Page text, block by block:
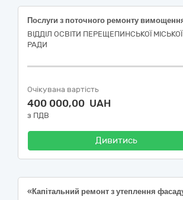
ВІДДІЛ ОСВІТИ ПЕРЕЩЕПИНСЬКОЇ МІСЬКОЇ
РАДИ
Очікувана вартість
400 000,00 UAH
з ПДВ
Дивитись